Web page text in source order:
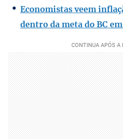
Economistas veem
dentro da meta do BC